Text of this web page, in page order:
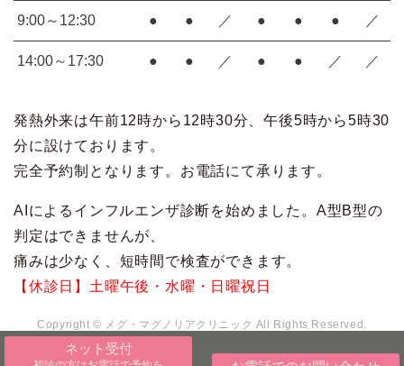
ネット受付
9:00～12:30 ● ● ／ ● ● ● ／
14:00～17:30 ● ● ／ ● ● ／ ／
発熱外来は午前12時から12時30分、午後5時から5時30
分に設けております。
完全予約制となります。お電話にて承ります。
AIによるインフルエンザ診断を始めました。A型B型の
判定はできませんが、
痛みは少なく、短時間で検査ができます。
【休診日】土曜午後・水曜・日曜祝日
Copyright © メグ・マグノリアクリニック All Rights Reserved.